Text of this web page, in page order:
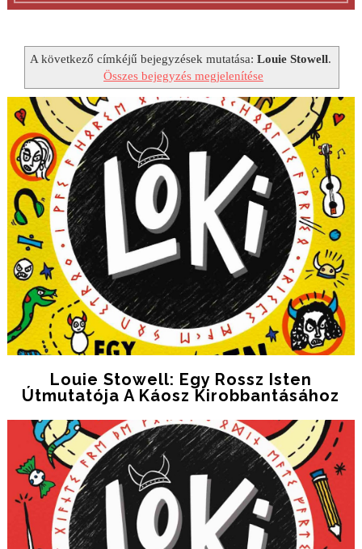
A következő címkéjű bejegyzések mutatása:Louie Stowell.
Összes bejegyzés megjelenítése
Louie Stowell: Egy Rossz Isten
Útmutatója A Káosz Kirobbantásához